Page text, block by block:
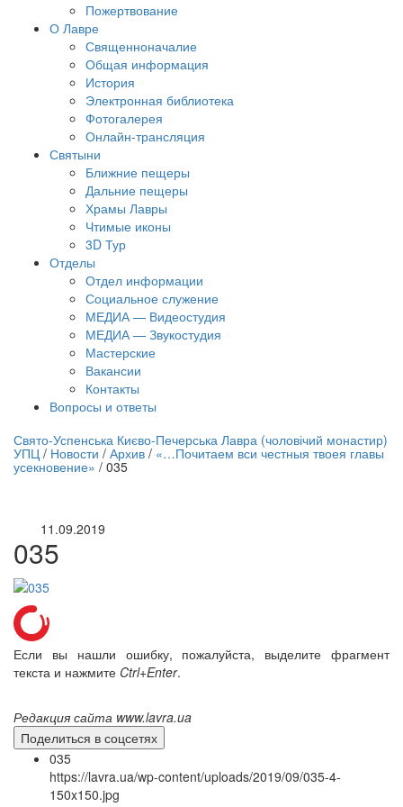
Пожертвование
О Лавре
Священноначалие
Общая информация
История
Электронная библиотека
Фотогалерея
Онлайн-трансляция
Святыни
Ближние пещеры
Дальние пещеры
Храмы Лавры
Чтимые иконы
3D Тур
Отделы
Отдел информации
Социальное служение
МЕДИА — Видеостудия
МЕДИА — Звукостудия
Мастерские
Вакансии
Контакты
Вопросы и ответы
трансляция | 12 сентября
трансляции
Свято-Успенська Києво-Печерська Лавра (чоловічий монастир)
УПЦ / Новости / Архив / «…Почитаем вси честныя твоея главы
усекновение» / 035
11.09.2019
035
Если вы нашли ошибку, пожалуйста, выделите фрагмент
текста и нажмите Ctrl+Enter.
Редакция сайта www.lavra.ua
Поделиться в соцсетях
035
https://lavra.ua/wp-content/uploads/2019/09/035-4-
150x150.jpg